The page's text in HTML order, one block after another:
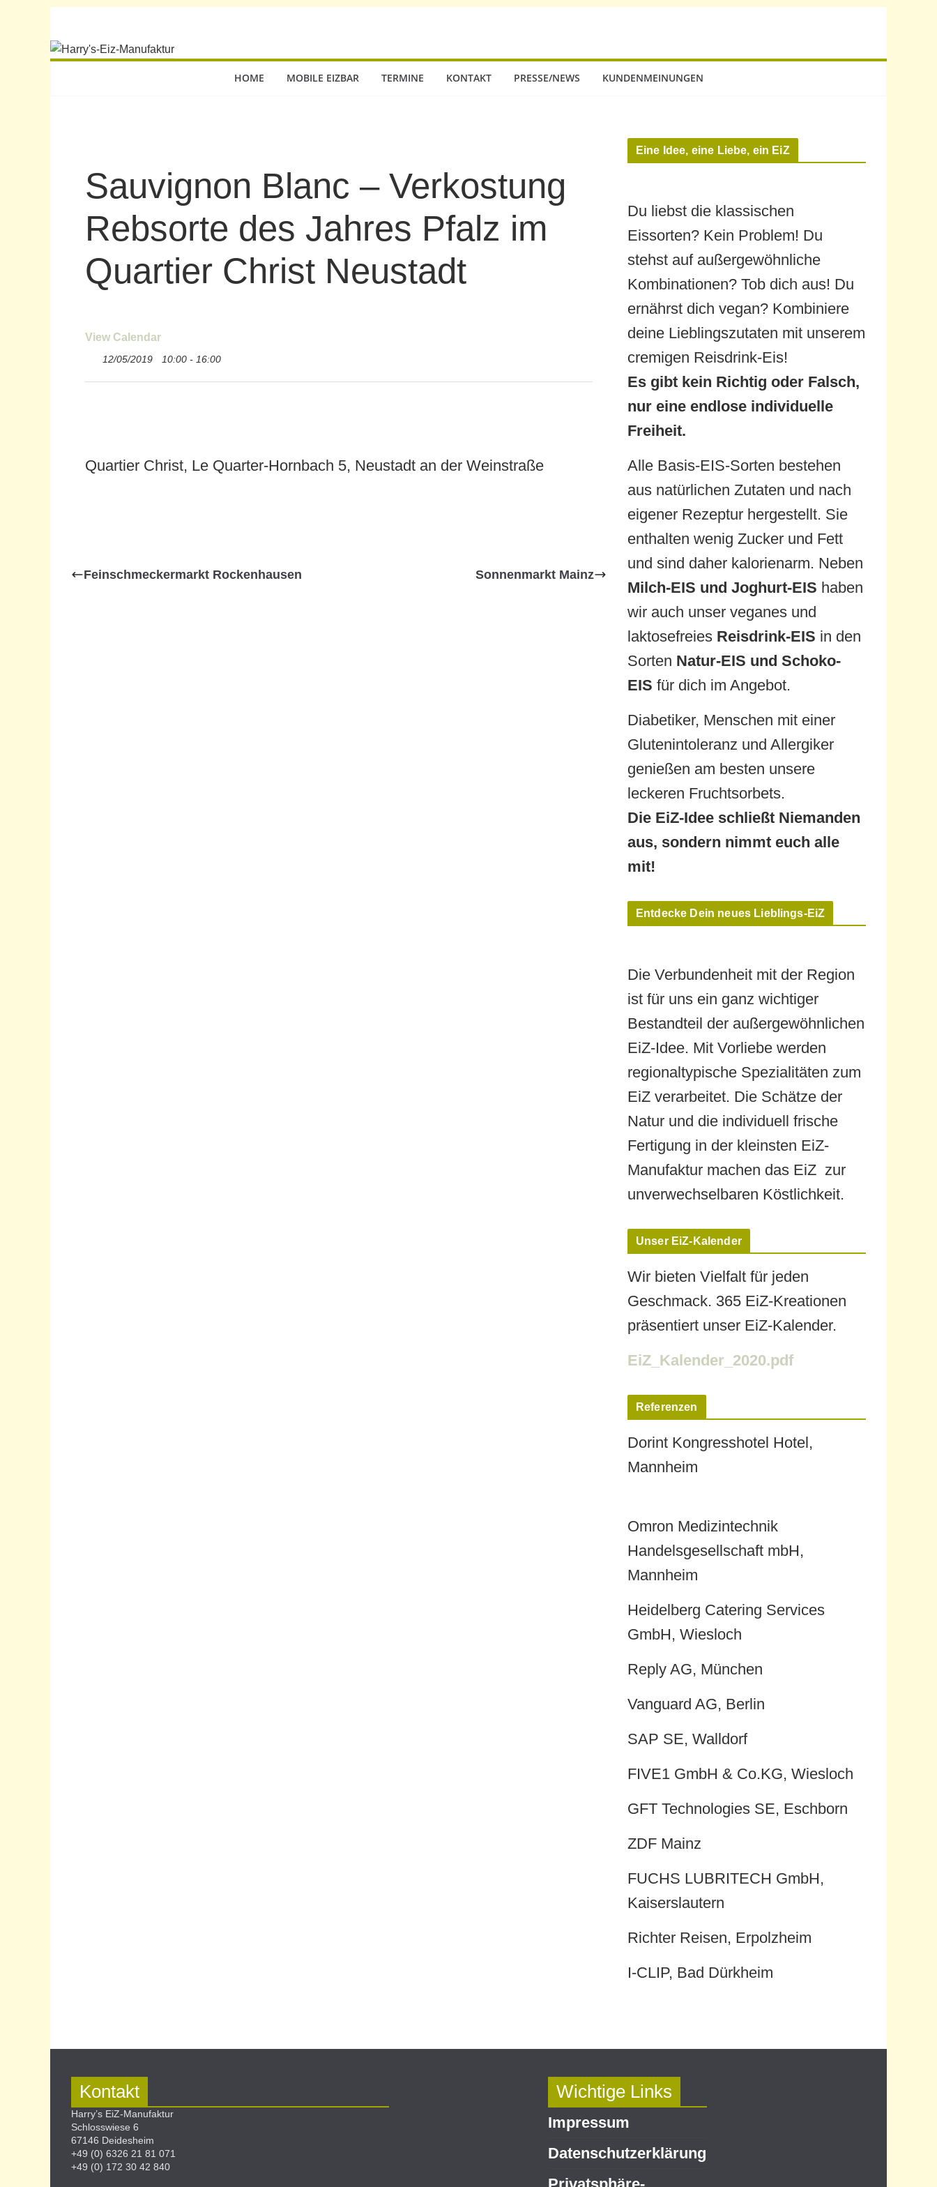
HOME MOBILE EIZBAR TERMINE KONTAKT PRESSE/NEWS KUNDENMEINUNGEN
Sauvignon Blanc – Verkostung
Rebsorte des Jahres Pfalz im
Quartier Christ Neustadt
View Calendar
12/05/2019 10:00 - 16:00
Quartier Christ, Le Quarter-Hornbach 5, Neustadt an der Weinstraße
Feinschmeckermarkt Rockenhausen Sonnenmarkt Mainz
Eine Idee, eine Liebe, ein EiZ
Du liebst die klassischen
Eissorten? Kein Problem! Du
stehst auf außergewöhnliche
Kombinationen? Tob dich aus! Du
ernährst dich vegan? Kombiniere
deine Lieblingszutaten mit unserem
cremigen Reisdrink-Eis!
Es gibt kein Richtig oder Falsch,
nur eine endlose individuelle
Freiheit.
Alle Basis-EIS-Sorten bestehen
aus natürlichen Zutaten und nach
eigener Rezeptur hergestellt. Sie
enthalten wenig Zucker und Fett
und sind daher kalorienarm. Neben
Milch-EIS und Joghurt-EIS haben
wir auch unser veganes und
laktosefreies Reisdrink-EIS in den
Sorten Natur-EIS und Schoko-
EIS für dich im Angebot.
Diabetiker, Menschen mit einer
Glutenintoleranz und Allergiker
genießen am besten unsere
leckeren Fruchtsorbets.
Die EiZ-Idee schließt Niemanden
aus, sondern nimmt euch alle
mit!
Entdecke Dein neues Lieblings-EiZ
Die Verbundenheit mit der Region
ist für uns ein ganz wichtiger
Bestandteil der außergewöhnlichen
EiZ-Idee. Mit Vorliebe werden
regionaltypische Spezialitäten zum
EiZ verarbeitet. Die Schätze der
Natur und die individuell frische
Fertigung in der kleinsten EiZ-
Manufaktur machen das EiZ zur
unverwechselbaren Köstlichkeit.
Unser EiZ-Kalender
Wir bieten Vielfalt für jeden
Geschmack. 365 EiZ-Kreationen
präsentiert unser EiZ-Kalender.
EiZ_Kalender_2020.pdf
Referenzen
Dorint Kongresshotel Hotel,
Mannheim
Omron Medizintechnik
Handelsgesellschaft mbH,
Mannheim
Heidelberg Catering Services
GmbH, Wiesloch
Reply AG, München
Vanguard AG, Berlin
SAP SE, Walldorf
FIVE1 GmbH & Co.KG, Wiesloch
GFT Technologies SE, Eschborn
ZDF Mainz
FUCHS LUBRITECH GmbH,
Kaiserslautern
Richter Reisen, Erpolzheim
I-CLIP, Bad Dürkheim
Kontakt
Harry’s EiZ-Manufaktur
Schlosswiese 6
67146 Deidesheim
+49 (0) 6326 21 81 071
+49 (0) 172 30 42 840
Wichtige Links
Impressum
Datenschutz­erklärung